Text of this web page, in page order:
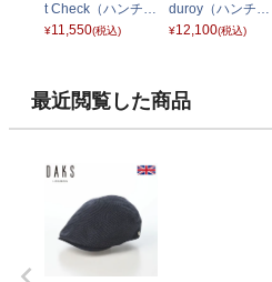
t Check（ハンチン
グ トリコットプリ
¥11,550(税込)
duroy（ハンチン
グ トリコットコー
¥12,100(税込)
最近閲覧した商品